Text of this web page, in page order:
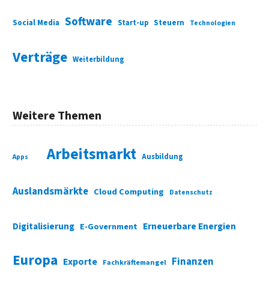
Social Media Software Start-up Steuern Technologien
Verträge Weiterbildung
Weitere Themen
Apps Arbeitsmarkt Ausbildung
Auslandsmärkte Cloud Computing Datenschutz
Digitalisierung E-Government Erneuerbare Energien
Europa Exporte Fachkräftemangel Finanzen